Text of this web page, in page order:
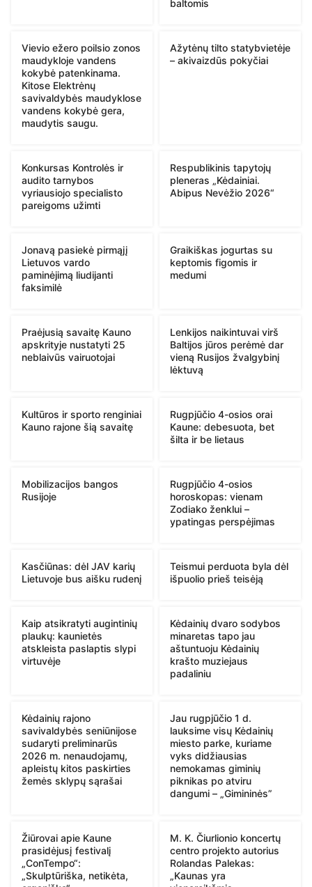
baltomis
Vievio ežero poilsio zonos
maudykloje vandens
kokybė patenkinama.
Kitose Elektrėnų
savivaldybės maudyklose
vandens kokybė gera,
maudytis saugu.
Ažytėnų tilto statybvietėje
– akivaizdūs pokyčiai
Konkursas Kontrolės ir
audito tarnybos
vyriausiojo specialisto
pareigoms užimti
Respublikinis tapytojų
pleneras „Kėdainiai.
Abipus Nevėžio 2026“
Jonavą pasiekė pirmąjį
Lietuvos vardo
paminėjimą liudijanti
faksimilė
Graikiškas jogurtas su
keptomis figomis ir
medumi
Praėjusią savaitę Kauno
apskrityje nustatyti 25
neblaivūs vairuotojai
Lenkijos naikintuvai virš
Baltijos jūros perėmė dar
vieną Rusijos žvalgybinį
lėktuvą
Kultūros ir sporto renginiai
Kauno rajone šią savaitę
Rugpjūčio 4-osios orai
Kaune: debesuota, bet
šilta ir be lietaus
Mobilizacijos bangos
Rusijoje
Rugpjūčio 4-osios
horoskopas: vienam
Zodiako ženklui –
ypatingas perspėjimas
Kasčiūnas: dėl JAV karių
Lietuvoje bus aišku rudenį
Teismui perduota byla dėl
išpuolio prieš teisėją
Kaip atsikratyti augintinių
plaukų: kaunietės
atskleista paslaptis slypi
virtuvėje
Kėdainių dvaro sodybos
minaretas tapo jau
aštuntuoju Kėdainių
krašto muziejaus
padaliniu
Kėdainių rajono
savivaldybės seniūnijose
sudaryti preliminarūs
2026 m. nenaudojamų,
apleistų kitos paskirties
žemės sklypų sąrašai
Jau rugpjūčio 1 d.
lauksime visų Kėdainių
miesto parke, kuriame
vyks didžiausias
nemokamas giminių
piknikas po atviru
dangumi – „Gimininės”
Žiūrovai apie Kaune
prasidėjusį festivalį
„ConTempo“:
„Skulptūriška, netikėta,
M. K. Čiurlionio koncertų
centro projekto autorius
Rolandas Palekas:
„Kaunas yra